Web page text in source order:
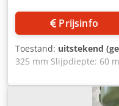
Prijsinfo
Toestand: uitstekend
325 mm Slijpdiepte: 60
Spanlengte: 1000 mm
Machinegewicht ca. 0,2
1,7 m Afstelapparaat,